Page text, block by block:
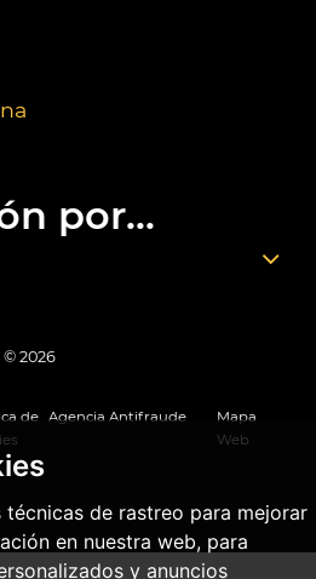
de rastreo para mejorar
en nuestra web, para
y anuncios
por...
© 2026
de Agencia Antifraude
Mapa
Web